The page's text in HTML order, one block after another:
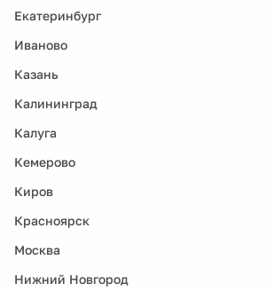
Екатеринбург
Иваново
Казань
Калининград
Калуга
Кемерово
Киров
Красноярск
Москва
Нижний Новгород